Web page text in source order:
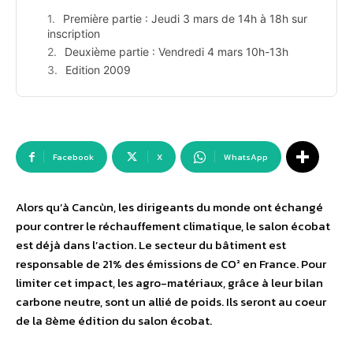
Première partie : Jeudi 3 mars de 14h à 18h sur
inscription
Deuxième partie : Vendredi 4 mars 10h-13h
Edition 2009
Facebook X WhatsApp
Alors qu’à Cancùn, les dirigeants du monde ont échangé
pour contrer le réchauffement climatique, le salon écobat
est déjà dans l’action. Le secteur du bâtiment est
responsable de 21% des émissions de CO² en France. Pour
limiter cet impact, les agro-­matériaux, grâce à leur bilan
carbone neutre, sont un allié de poids. Ils seront au coeur
de la 8ème édition du salon écobat.